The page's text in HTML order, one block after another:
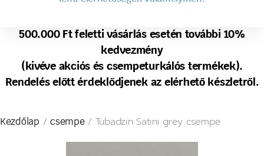
500.000 Ft feletti vásárlás esetén további 10%
kedvezmény
(kivéve akciós és csempeturkálós termékek).
Rendelés előtt érdeklődjenek az elérhető készletről.
Kezdőlap /csempe/ Tubadzin Satini grey csempe